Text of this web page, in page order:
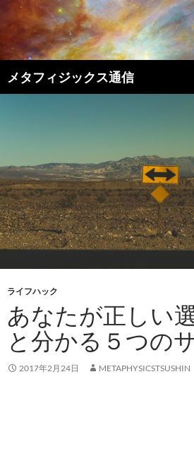
テ
ン
へ
メタフィジックス通信
索
ライフハック
あなたが正しい
と分かる５つの
2017年2月24日 METAPHYSICSTSUSHIN